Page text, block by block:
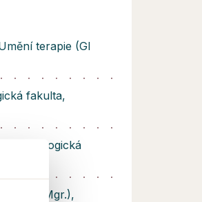
terapie (GI
fakulta,
Pedagogická
(Mgr.),